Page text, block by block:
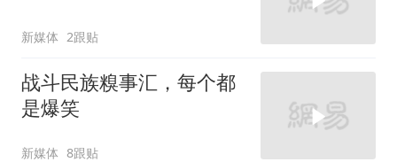
新媒体 2跟贴
战斗民族糗事汇，每个都
是爆笑
新媒体 8跟贴